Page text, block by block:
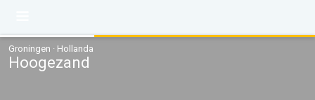
Groningen · Hollanda
Hoogezand